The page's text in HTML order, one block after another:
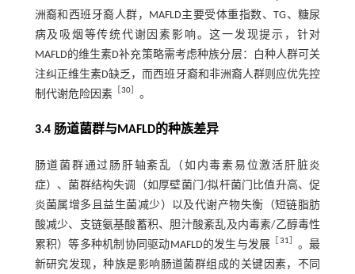
洲裔和西班牙裔人群，MAFLD主要受体重指数、TG、糖尿
病及吸烟等传统代谢因素影响。这一发现提示，针对
MAFLD的维生素D补充策略需考虑种族分层：白种人群可关
注纠正维生素D缺乏，而西班牙裔和非洲裔人群则应优先控
制代谢危险因素［30］ 。
3.4 肠道菌群与MAFLD的种族差异
肠道菌群通过肠肝轴紊乱（如内毒素易位激活肝脏炎
症）、菌群结构失调（如厚壁菌门/拟杆菌门比值升高、促
炎菌属增多且益生菌减少）以及代谢产物失衡（短链脂肪
酸减少、支链氨基酸蓄积、胆汁酸紊乱及内毒素/乙醇毒性
累积）等多种机制协同驱动MAFLD的发生与发展 ［31］ 。最
新研究发现，种族是影响肠道菌群组成的关键因素，不同